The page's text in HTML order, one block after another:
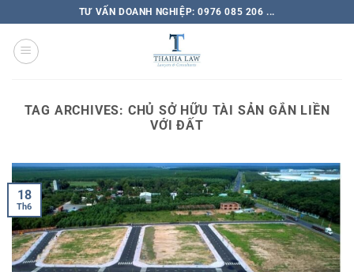
TƯ VẤN DOANH NGHIỆP: 0976 085 206 ...
TAG ARCHIVES: CHỦ SỞ HỮU TÀI SẢN GẮN LIỀN
VỚI ĐẤT
18
Th6